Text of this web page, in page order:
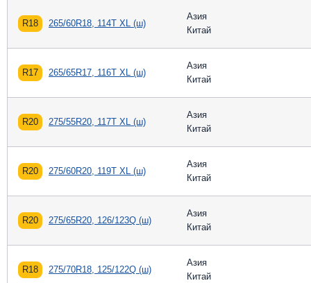
R18 265/60R18, 114T XL (ш)
Азия
Китай
R17 265/65R17, 116T XL (ш)
Азия
Китай
R20 275/55R20, 117T XL (ш)
Азия
Китай
R20 275/60R20, 119T XL (ш)
Азия
Китай
R20 275/65R20, 126/123Q (ш)
Азия
Китай
R18 275/70R18, 125/122Q (ш)
Азия
Китай